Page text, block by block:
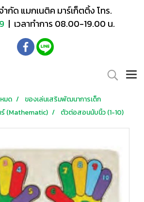
กัด แมกเนติค มาร์เก็ตติ้ง โทร.
| เวลาทำการ 08.00-19.00 น.
มด
ของเล่นเสริมพัฒนาการเด็ก
(Mathematic)
ตัวต่อสอนนับนิ้ว (1-10)